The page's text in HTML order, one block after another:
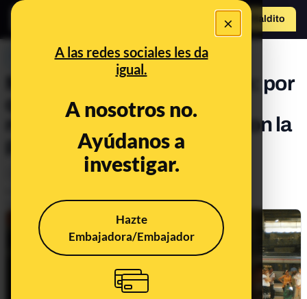
×
A las redes sociales les da
igual.
A nosotros no.
Ayúdanos a
investigar.
Hazte
Embajadora/Embajador
Hazte Maldito
PREBUNKING
Mitos sobre la fecundación: por
qué el óvulo y el sistema
reproductor femenino no son la
parte pasiva
Actualizado elAug 8, 2024, 9:11:00 AM